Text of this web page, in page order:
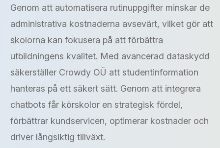
Genom att automatisera rutinuppgifter minskar de
administrativa kostnaderna avsevärt, vilket gör att
skolorna kan fokusera på att förbättra
utbildningens kvalitet. Med avancerad dataskydd
säkerställer Crowdy OÜ att studentinformation
hanteras på ett säkert sätt. Genom att integrera
chatbots får körskolor en strategisk fördel,
förbättrar kundservicen, optimerar kostnader och
driver långsiktig tillväxt.